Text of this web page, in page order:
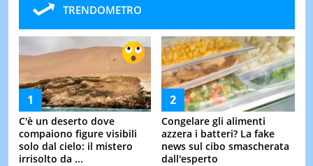
TRENDOMETRO
C'è un deserto dove
compaiono figure visibili
solo dal cielo: il mistero
irrisolto da ...
Congelare gli alimenti
azzera i batteri? La fake
news sul cibo smascherata
dall'esperto